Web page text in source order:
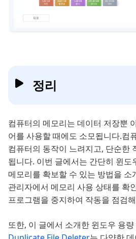
정리
컴퓨터의 메모리는 데이터 저장뿐
어를 사용할 때에도 소모됩니다.컴
컴퓨터의 동작이 느려지고, 단순한
됩니다. 이번 글에서는 간단히 윈도
메모리를 확보할 수 있는 방법을 소
관리자에서 메모리 사용 상태를 확
프로그램을 중지하여 작동을 점검
또한, 이 글에서 소개한 윈도우 용